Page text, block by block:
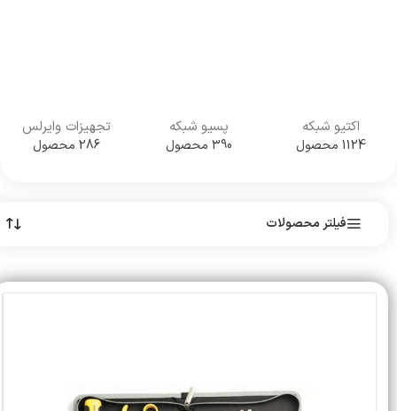
اکتیو شبکه
1124 محصول
پسیو شبکه
390 محصول
تجهیزات وایرلس
286 محصول
فیلتر محصولات